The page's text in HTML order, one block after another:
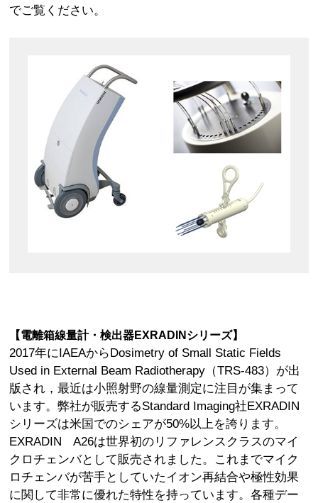
でご覧ください。
【電離箱線量計・検出器EXRADINシリーズ】
2017年にIAEAからDosimetry of Small Static Fields
Used in External Beam Radiotherapy（TRS-483）が出
版され，最近は小照射野の線量測定に注目が集まって
います。弊社が販売するStandard Imaging社EXRADIN
シリーズは米国でのシェアが50%以上を誇ります。
EXRADIN A26は世界初のリファレンスクラスのマイ
クロチェンバとして販売されました。これまでマイク
ロチェンバが苦手としていたイオン再結合や極性効果
に関して非常に優れた特性を持っています。各種デー